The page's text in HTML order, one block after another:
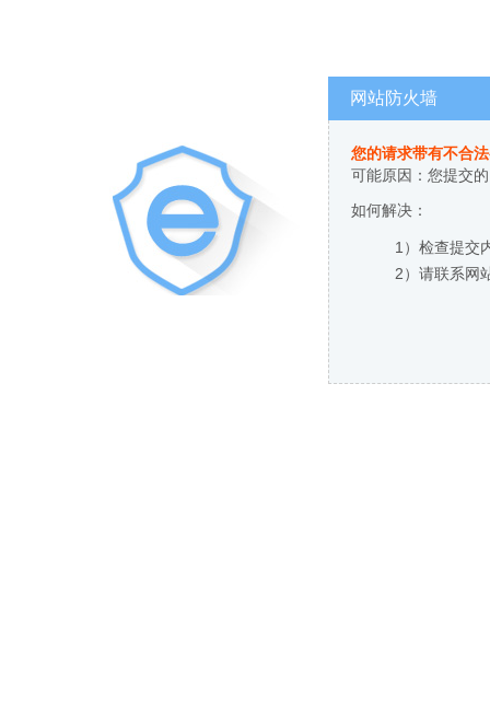
网站防火墙
您的请求带有不合
可能原因：您提交
如何解决：
1）检查提交
2）请联系网